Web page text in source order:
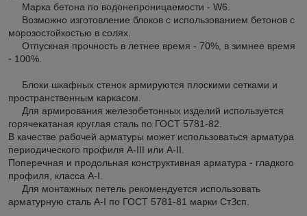
Марка бетона по водонепроницаемости - W6.
Возможно изготовление блоков с использованием бетонов с
морозостойкостью в солях.
Отпускная прочность в летнее время - 70%, в зимнее время
- 100%.
Блоки шкафных стенок армируются плоскими сетками и
пространственным каркасом.
Для армирования железобетонных изделий используется
горячекатаная круглая сталь по ГОСТ 5781-82.
В качестве рабочей арматуры может использоваться арматура
периодического профиля А-III или А-II.
Поперечная и продольная конструктивная арматура - гладкого
профиля, класса A-I.
Для монтажных петель рекомендуется использовать
арматурную сталь A-I по ГОСТ 5781-81 марки СтЗсп.